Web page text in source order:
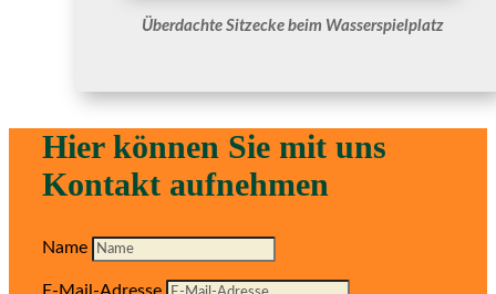
Überdachte Sitzecke beim Wasserspielplatz
Hier können Sie mit uns
Kontakt aufnehmen
Name